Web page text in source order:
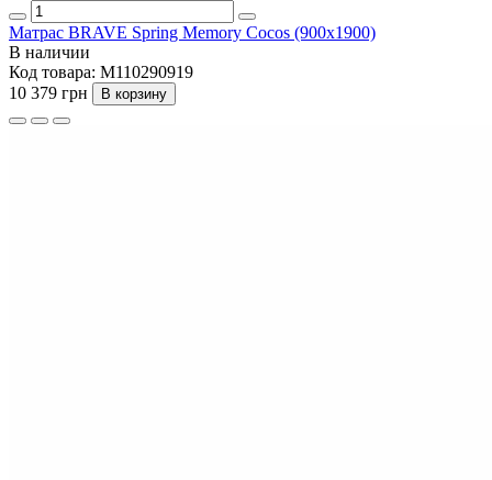
Матрас BRAVE Spring Memory Cocos (900x1900)
В наличии
Код товара: M110290919
10 379 грн
В корзину